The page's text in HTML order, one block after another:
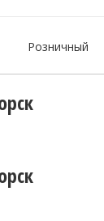
Розничный